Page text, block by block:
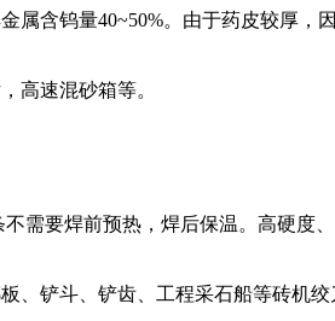
含钨量40~50%。由于药皮较厚，
高速混砂箱等。
要焊前预热，焊后保温。高硬度
铲斗、铲齿、工程采石船等砖机绞